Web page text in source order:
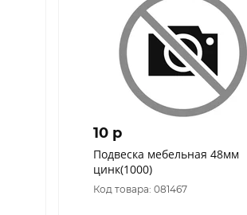
10 p
Подвеска мебельная 48мм
цинк(1000)
Код товара: 081467